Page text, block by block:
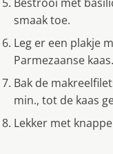
smaak toe.
Leg er een plakje
Parmezaanse kaas.
Bak de
min., tot de kaas
Lekker met